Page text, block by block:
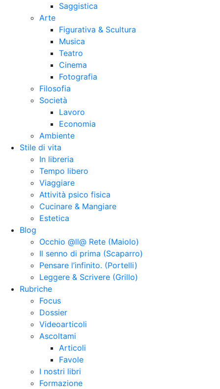
Saggistica
Arte
Figurativa & Scultura
Musica
Teatro
Cinema
Fotografia
Filosofia
Società
Lavoro
Economia
Ambiente
Stile di vita
In libreria
Tempo libero
Viaggiare
Attività psico fisica
Cucinare & Mangiare
Estetica
Blog
Occhio @ll@ Rete (Maiolo)
Il senno di prima (Scaparro)
Pensare l’infinito. (Portelli)
Leggere & Scrivere (Grillo)
Rubriche
Focus
Dossier
Videoarticoli
Ascoltami
Articoli
Favole
I nostri libri
Formazione